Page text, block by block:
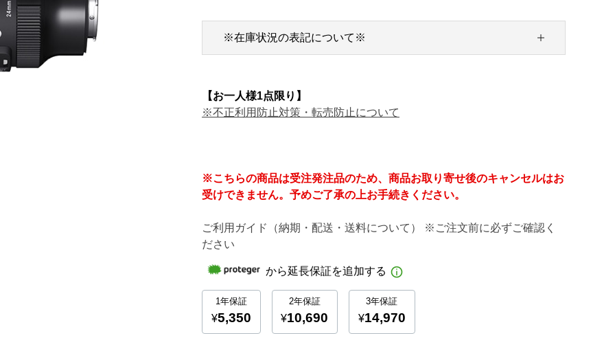
ご利用ガイド（納期・配送・送料について） ※ご注文前に必ずご確認く
ださい
※在庫状況の表記について※
【お一人様1点限り】
※不正利用防止対策・転売防止について
※こちらの商品は受注発注品のため、商品お取り寄せ後のキャンセルはお
受けできません。予めご了承の上お手続きください。